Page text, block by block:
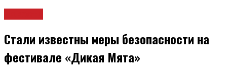
Стали известны меры безопасности на
фестивале «Дикая Мята»